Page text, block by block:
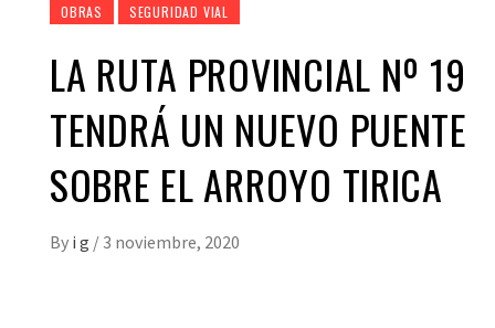
OBRAS SEGURIDAD VIAL
LA RUTA PROVINCIAL Nº 19
TENDRÁ UN NUEVO PUENTE
SOBRE EL ARROYO TIRICA
By i g / 3 noviembre, 2020